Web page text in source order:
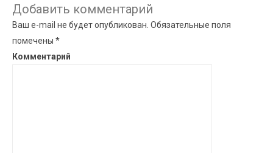
Добавить комментарий
Ваш e-mail не будет опубликован. Обязательные поля
помечены *
Комментарий